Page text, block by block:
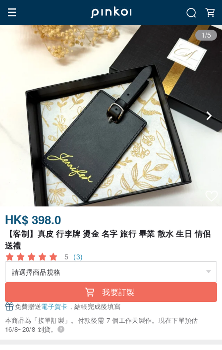
1/5
HK$ 398.0
【客制】真皮 行李牌 燙金 名字 旅行 畢業 散水 生日 情侶
送禮
5 (3)
我要訂製
免費贈送電子賀卡 ，結帳完成後填寫
本商品為「接單訂製」。付款後需 7 個工作天製作。現在下單預估
16/8~20/8 到貨。